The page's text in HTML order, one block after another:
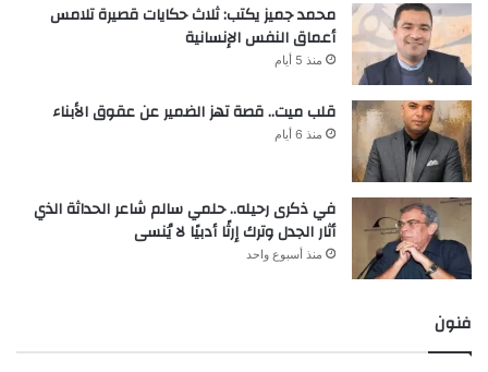
محمد جميز يكتب: ثلاث حكايات قصيرة تلامس
أعماق النفس الإنسانية
منذ 5 أيام
قلب ميت.. قصة تهز الضمير عن عقوق الأبناء
منذ 6 أيام
في ذكرى رحيله.. حلمي سالم شاعر الحداثة الذي
أثار الجدل وترك إرثًا أدبيًا لا يُنسى
منذ أسبوع واحد
فنون